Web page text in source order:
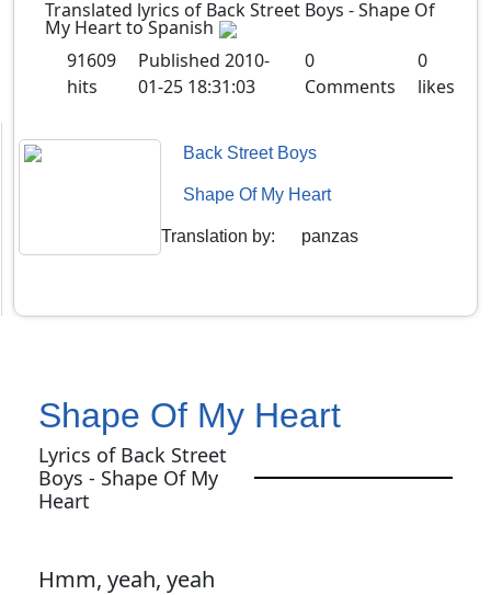
Translated lyrics of Back Street Boys - Shape Of
My Heart to Spanish
91609
hits
Published 2010-
01-25 18:31:03
0
Comments
0
likes
Back Street Boys
Shape Of My Heart
Translation by: panzas
Shape Of My Heart
Lyrics of Back Street
Boys - Shape Of My
Heart
Hmm, yeah, yeah